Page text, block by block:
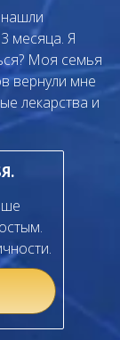
месяца. Я
Моя семья
вернули мне
лекарства и